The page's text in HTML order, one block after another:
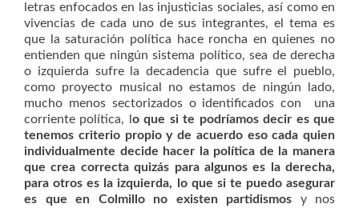
letras enfocados en las injusticias sociales, así como en
vivencias de cada uno de sus integrantes, el tema es
que la saturación política hace roncha en quienes no
entienden que ningún sistema político, sea de derecha
o izquierda sufre la decadencia que sufre el pueblo,
como proyecto musical no estamos de ningún lado,
mucho menos sectorizados o identificados con una
corriente política, l o que si te podríamos decir es que
tenemos criterio propio y de acuerdo eso cada quien
individualmente decide hacer la política de la manera
que crea correcta quizás para algunos es la derecha,
para otros es la izquierda, lo que si te puedo asegurar
es que en Colmillo no existen partidismos y nos